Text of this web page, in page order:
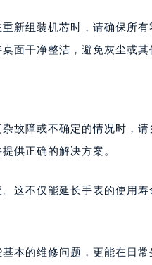
新组装机芯时，请确保所
面干净整洁，避免灰尘或其
故障或不确定的情况时，
供正确的解决方案。
这不仅能延长手表的使用
本的维修问题，更能在日